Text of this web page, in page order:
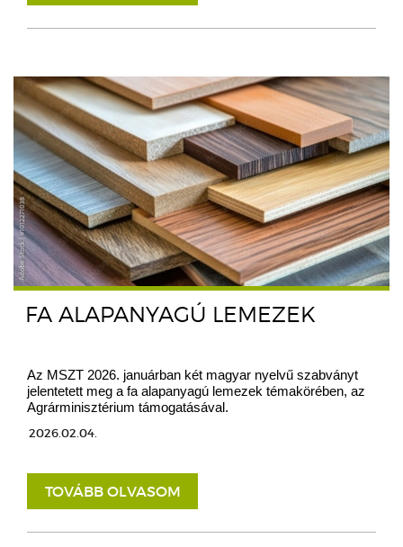
FA ALAPANYAGÚ LEMEZEK
Az MSZT 2026. januárban két magyar nyelvű szabványt
jelentetett meg a fa alapanyagú lemezek témakörében, az
Agrárminisztérium támogatásával.
2026.02.04.
TOVÁBB OLVASOM